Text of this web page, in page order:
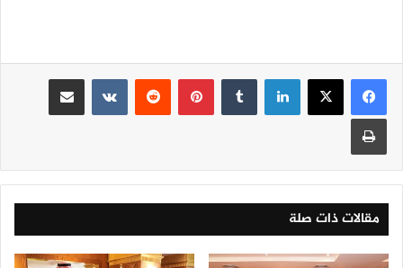
لينكدإن بينتيريست
مقالات ذات صلة